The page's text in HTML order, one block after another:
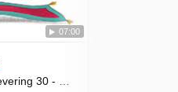
07:00